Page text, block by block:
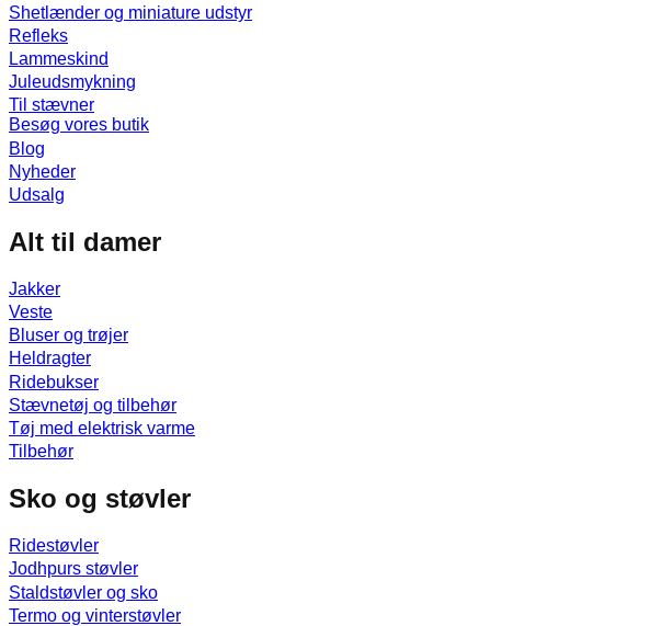
Shetlænder og miniature udstyr
Refleks
Lammeskind
Juleudsmykning
Til stævner
Besøg vores butik
Blog
Nyheder
Udsalg
Alt til damer
Jakker
Veste
Bluser og trøjer
Heldragter
Ridebukser
Stævnetøj og tilbehør
Tøj med elektrisk varme
Tilbehør
Sko og støvler
Ridestøvler
Jodhpurs støvler
Staldstøvler og sko
Termo og vinterstøvler